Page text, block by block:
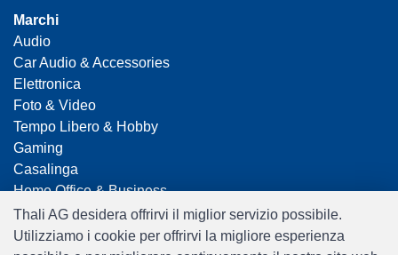
Marchi
Audio
Car Audio & Accessories
Elettronica
Foto & Video
Tempo Libero & Hobby
Gaming
Casalinga
Home Office & Business
Merchandising
Smart Home
Thali AG desidera offrirvi il miglior servizio possibile.
Utilizziamo i cookie per offrirvi la migliore esperienza